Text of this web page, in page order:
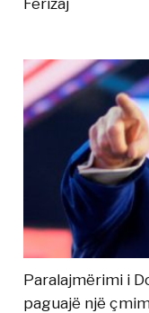
Paralajmërimi i
paguajë një